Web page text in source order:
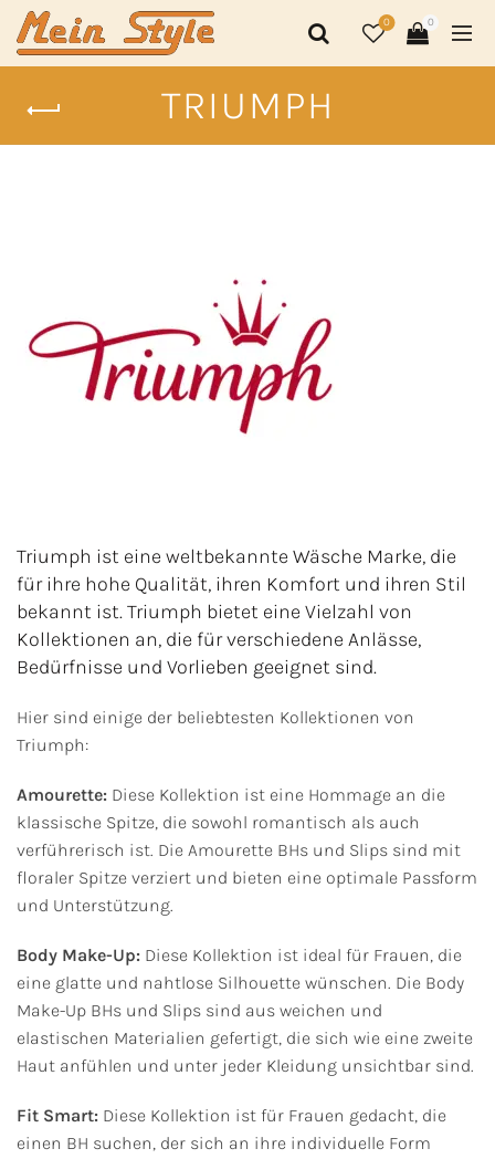
0 0
TRIUMPH
Triumph ist eine weltbekannte Wäsche Marke, die
für ihre hohe Qualität, ihren Komfort und ihren Stil
bekannt ist. Triumph bietet eine Vielzahl von
Kollektionen an, die für verschiedene Anlässe,
Bedürfnisse und Vorlieben geeignet sind.
Hier sind einige der beliebtesten Kollektionen von
Triumph:
Amourette: Diese Kollektion ist eine Hommage an die
klassische Spitze, die sowohl romantisch als auch
verführerisch ist. Die Amourette BHs und Slips sind mit
floraler Spitze verziert und bieten eine optimale Passform
und Unterstützung.
Body Make-Up: Diese Kollektion ist ideal für Frauen, die
eine glatte und nahtlose Silhouette wünschen. Die Body
Make-Up BHs und Slips sind aus weichen und
elastischen Materialien gefertigt, die sich wie eine zweite
Haut anfühlen und unter jeder Kleidung unsichtbar sind.
Fit Smart: Diese Kollektion ist für Frauen gedacht, die
einen BH suchen, der sich an ihre individuelle Form